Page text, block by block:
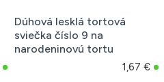
Dúhová lesklá tortová
sviečka číslo 9 na
narodeninovú tortu
1,67 €